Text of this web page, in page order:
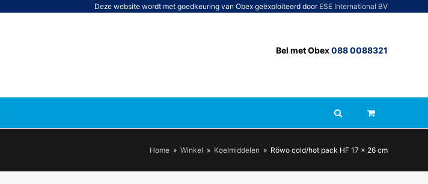
Deze website wordt met goedkeuring van Obex geëxploiteerd door ESE International BV
Bel met Obex088 0088321
Home » Winkel » Koelmiddelen » Röwo cold/hot pack HF 17 x 26 cm